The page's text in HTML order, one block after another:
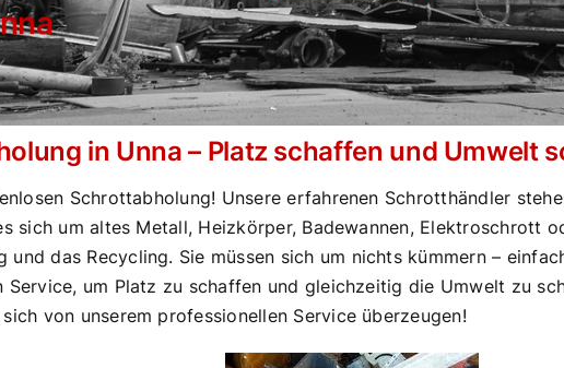
in Unna – Platz schaffen und Umwelt
Schrottabholung! Unsere erfahrenen Schrotthändler
sich um altes Metall, Heizkörper, Badewannen, Elektroschrott
das Recycling. Sie müssen sich um nichts kümmern –
Service, um Platz zu schaffen und gleichzeitig die Umwelt zu
von unserem professionellen Service überzeugen!